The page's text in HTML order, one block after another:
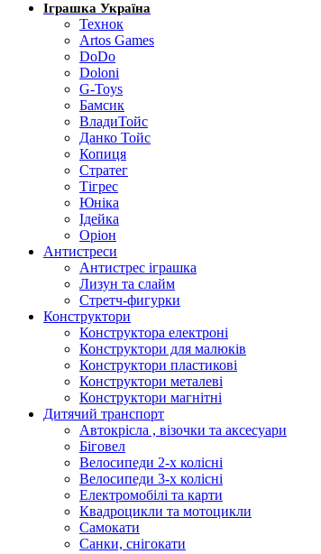
Іграшка Україна
Технок
Artos Games
DoDo
Doloni
G-Toys
Бамсик
ВладиТойс
Данко Тойс
Копиця
Стратег
Тігрес
Юніка
Ідейка
Оріон
Антистреси
Антистрес іграшка
Лизун та слайм
Стретч-фигурки
Конструктори
Конструктора електроні
Конструктори для малюків
Конструктори пластикові
Конструктори металеві
Конструктори магнітні
Дитячий транспорт
Автокрісла , візочки та аксесуари
Біговел
Велосипеди 2-х колісні
Велосипеди 3-х колісні
Електромобілі та карти
Квадроцикли та мотоцикли
Самокати
Санки, снігокати